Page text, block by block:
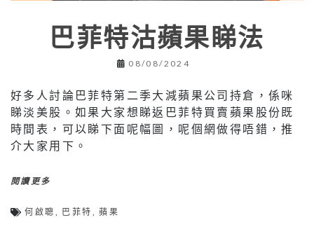
巴菲特沽蘋果睇法
08/08/2024
好多人討論巴菲特第二季大減蘋果公司持倉，係咪
睇淡美股。如果大家想睇返巴菲特買賣蘋果股份既
時間表，可以睇下面呢幅圖，呢個網做得唔錯，推
介大家用下。
閱讀更多
何啟聰 巴菲特 ,蘋果